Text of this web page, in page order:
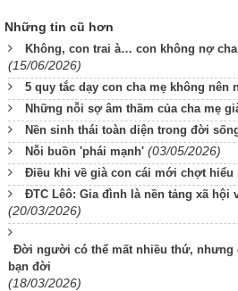
Những tin cũ hơn
Không, con trai à… con không nợ
(15/06/2026)
5 quy tắc dạy con cha mẹ không nên
Những nỗi sợ âm thầm của cha mẹ
Nền sinh thái toàn diện trong đời
Nỗi buồn 'phái mạnh' (03/05/2026)
Điều khi về già con cái mới chợt hiểu
ĐTC Lêô: Gia đình là nền tảng xã hội
(20/03/2026)
Đời người có thể mất nhiều thứ, nhưng
bạn đời
(18/03/2026)